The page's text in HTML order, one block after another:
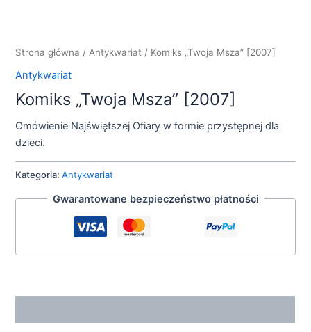
Strona główna / Antykwariat / Komiks „Twoja Msza” [2007]
Antykwariat
Komiks „Twoja Msza” [2007]
Omówienie Najświętszej Ofiary w formie przystępnej dla
dzieci.
Kategoria:Antykwariat
Gwarantowane bezpieczeństwo płatności